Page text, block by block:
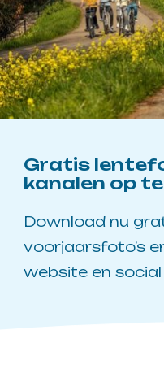
Gratis
kanalen op
Download nu
voorjaarsfoto’s
website en social